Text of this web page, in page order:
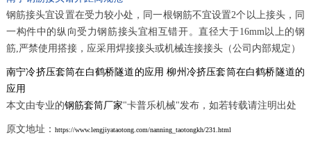
钢筋接头宜设置在受力较小处，同一根钢筋不宜设置2个以上接头，同
一构件中的纵向受力钢筋接头宜相互错开。直径大于16mm以上的钢
筋,严禁使用搭接，应采用焊接接头或机械连接接头（公司内部规定）
南宁冷挤压套筒在白鹤桥隧道的应用 柳州冷挤压套筒在白鹤桥隧道的
应用
本文由专业的钢筋套筒厂家"卡普乐机械"发布，如若转载请注明出处
原文地址： https://www.lengjiyataotong.com/nanning_taotongkh/231.html